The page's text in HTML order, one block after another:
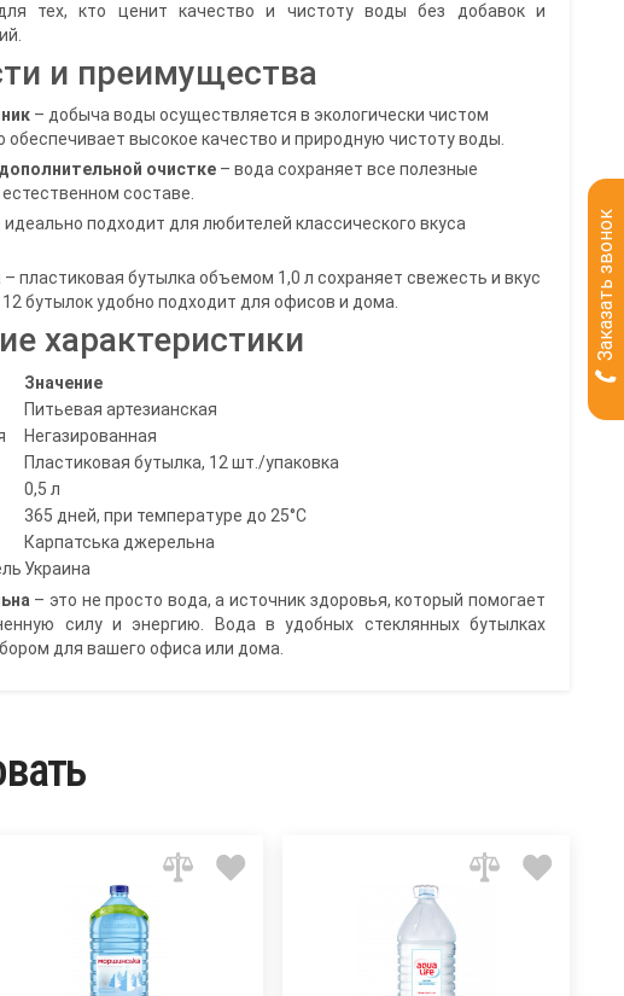
тех, кто ценит качество и чистоту воды без добавок и
и преимущества
– добыча воды осуществляется в экологически чистом
обеспечивает высокое качество и природную чистоту воды.
очистке – вода сохраняет все полезные
составе.
идеально подходит для любителей классического вкуса
– пластиковая бутылка объемом 1,0 л сохраняет свежесть и вкус
бутылок удобно подходит для офисов и дома.
характеристики
Значение
Питьевая артезианская
Негазированная
Пластиковая бутылка, 12 шт./упаковка
0,5 л
365 дней, при температуре до 25°C
Карпатська джерельна
Украина
– это не просто вода, а источник здоровья, который помогает
силу и энергию. Вода в удобных стеклянных бутылках
для вашего офиса или дома.
Заказать звонок